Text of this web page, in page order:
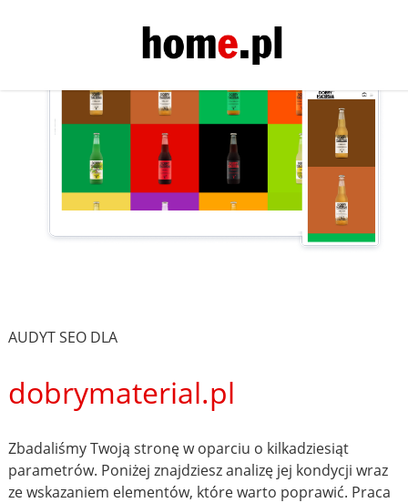
AUDYT SEO DLA
dobrymaterial.pl
Zbadaliśmy Twoją stronę w oparciu o kilkadziesiąt
parametrów. Poniżej znajdziesz analizę jej kondycji wraz
ze wskazaniem elementów, które warto poprawić. Praca